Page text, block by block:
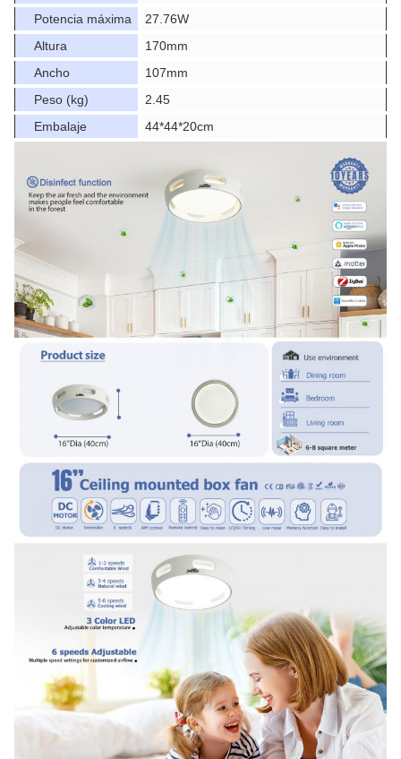
Potencia máxima
27.76W
Altura
170mm
Ancho
107mm
Peso (kg)
2.45
Embalaje
44*44*20cm